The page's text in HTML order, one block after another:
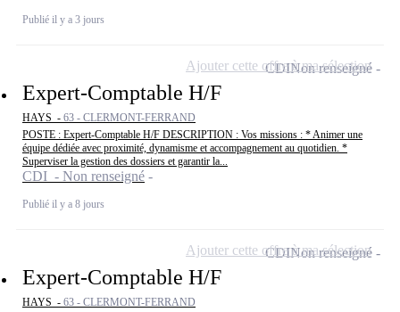
Publié il y a 3 jours
Expert-Comptable H/F
HAYS - 63 - CLERMONT-FERRAND
POSTE : Expert-Comptable H/F DESCRIPTION : Vos missions : * Animer une
équipe dédiée avec proximité, dynamisme et accompagnement au quotidien. *
Superviser la gestion des dossiers et garantir la...
CDI - Non renseigné
Publié il y a 8 jours
CDINon renseigné
Ajouter cette offre à ma sélection
Expert-Comptable H/F
HAYS - 63 - CLERMONT-FERRAND
CDINon renseigné
Ajouter cette offre à ma sélection